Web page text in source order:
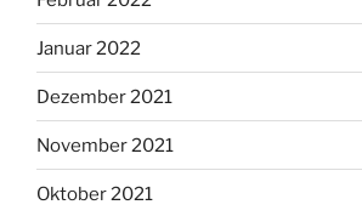
Januar 2022
Dezember 2021
November 2021
Oktober 2021